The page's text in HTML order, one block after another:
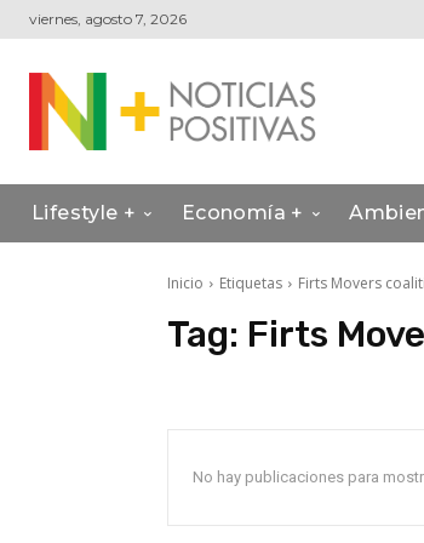
viernes, agosto 7, 2026
Lifestyle + Economía +
Inicio Etiquetas Firts Movers
Tag: Firts
No hay publicaciones para